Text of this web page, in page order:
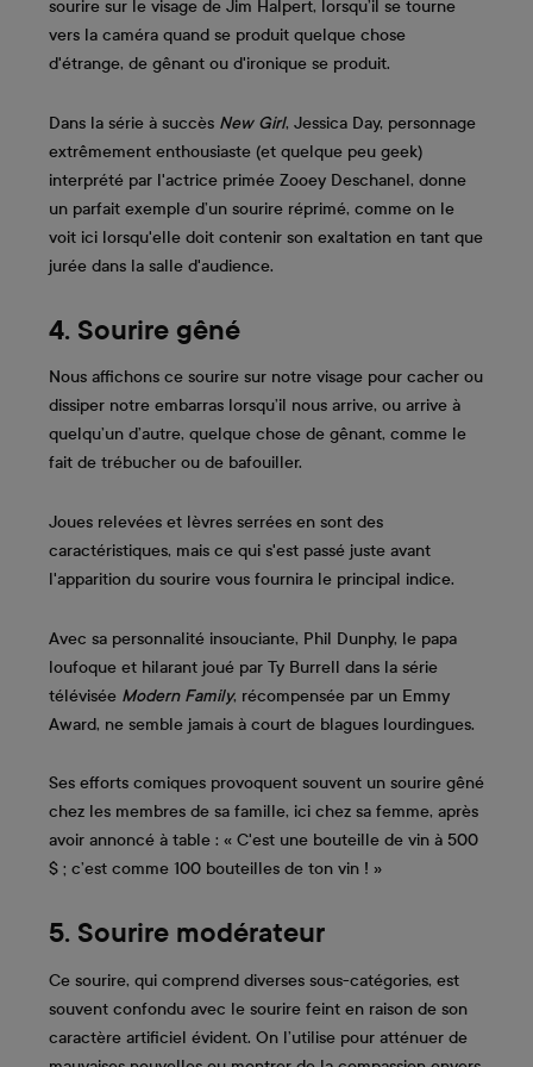
sourire sur le visage de Jim Halpert, lorsqu’il se tourne
vers la caméra quand se produit quelque chose
d'étrange, de gênant ou d'ironique se produit.
Dans la série à succès New Girl, Jessica Day, personnage
extrêmement enthousiaste (et quelque peu geek)
interprété par l'actrice primée Zooey Deschanel, donne
un parfait exemple d’un sourire réprimé, comme on le
voit ici lorsqu'elle doit contenir son exaltation en tant que
jurée dans la salle d'audience.
4. Sourire gêné
Nous affichons ce sourire sur notre visage pour cacher ou
dissiper notre embarras lorsqu’il nous arrive, ou arrive à
quelqu’un d’autre, quelque chose de gênant, comme le
fait de trébucher ou de bafouiller.
Joues relevées et lèvres serrées en sont des
caractéristiques, mais ce qui s'est passé juste avant
l'apparition du sourire vous fournira le principal indice.
Avec sa personnalité insouciante, Phil Dunphy, le papa
loufoque et hilarant joué par Ty Burrell dans la série
télévisée Modern Family, récompensée par un Emmy
Award, ne semble jamais à court de blagues lourdingues.
Ses efforts comiques provoquent souvent un sourire gêné
chez les membres de sa famille, ici chez sa femme, après
avoir annoncé à table : « C'est une bouteille de vin à 500
$ ; c’est comme 100 bouteilles de ton vin ! »
5. Sourire modérateur
Ce sourire, qui comprend diverses sous-catégories, est
souvent confondu avec le sourire feint en raison de son
caractère artificiel évident. On l’utilise pour atténuer de